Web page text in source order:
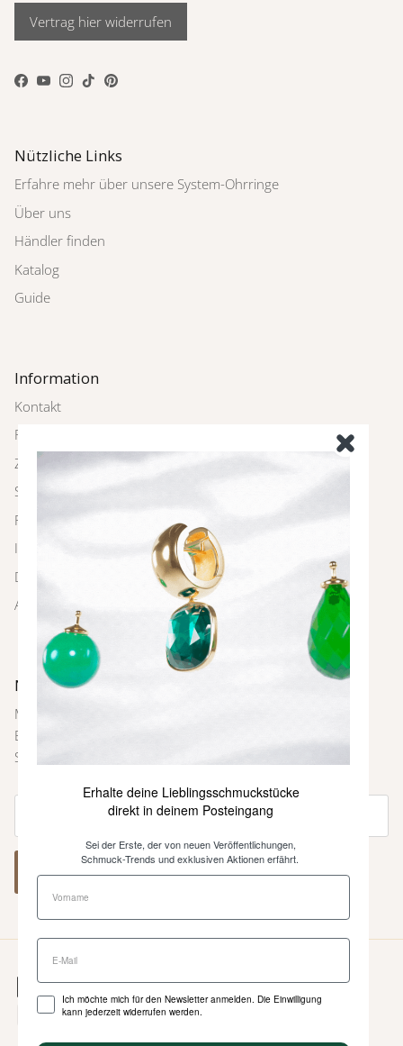
Vertrag hier widerrufen
Facebook
YouTube
Instagram
TikTokPinterest
Nützliche Links
Erfahre mehr über unsere System-Ohrringe
Über uns
Händler finden
Katalog
Guide
Information
Kontakt
Rückgabe
Zahlung und Versand
Schmuckpflege
FAQ
Impressum
Datenschutz
AGBs
Newsletter
Melde dich bei unserem Newsletter an und sei immer als
Erste über neue Farben und Kollektionen, Inspirationen,
Styling-Tipps und weitere Neuigkeiten informiert.
ABONNIEREN
Erhalte deine Lieblingsschmuckstücke
direkt in deinem Posteingang
Sei der Erste, der von neuen Veröffentlichungen,
Schmuck-Trends und exklusiven Aktionen erfährt.
Ich möchte mich für den Newsletter anmelden. Die Einwilligung
kann jederzeit widerrufen werden.